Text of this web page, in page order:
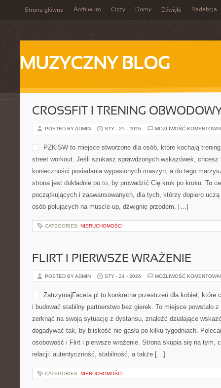
Strona główna Archiwum Ciszy Domy Dźwięki Redakcja
MUZYCZNY BLOG
CROSSFIT I TRENING
POSTED BY ADMIN STY - 25 - 2026 MOŻLIWOŚĆ
PZKiSW to miejsce stworzone dla osób, które kochają trening
street workout. Jeśli szukasz sprawdzonych wskazówek, chcesz
konieczności posiadania wypasionych maszyn, a do tego
strona jest dokładnie po to, by prowadzić Cię krok po kroku. To
początkujących i zaawansowanych, dla tych, którzy dopiero
osób polujących na muscle-up, dźwignię przodem, […]
CATEGORIES: NIERUCHOMOŚCI
FLIRT I PIERWSZE WRAŻENIE
POSTED BY ADMIN STY - 24 - 2026 MOŻLIWOŚĆ
ZatrzymajFaceta.pl to konkretna przestrzeń dla kobiet, które
i budować stabilny partnerstwo bez gierek. To miejsce powstało
zerknąć na swoją sytuację z dystansu, znaleźć działające
dogadywać tak, by bliskość nie gasła po kilku tygodniach.
osobowość i Flirt i pierwsze wrażenie. Strona skupia się na tym,
relacji: autentyczność, stabilność, a także […]
CATEGORIES: NIERUCHOMOŚCI